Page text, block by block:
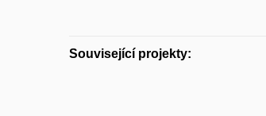
Související projekty: